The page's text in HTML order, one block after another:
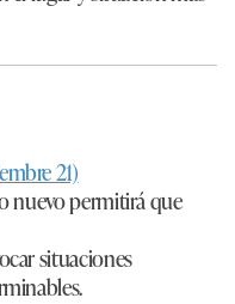
21)
nuevo permitirá que
situaciones